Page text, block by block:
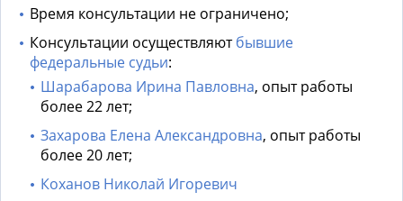
Время консультации не ограничено;
Консультации осуществляютбывшие
федеральные судьи:
Шарабарова Ирина Павловна, опыт работы
более 22 лет;
Захарова Елена Александровна, опыт работы
более 20 лет;
Коханов Николай Игоревич